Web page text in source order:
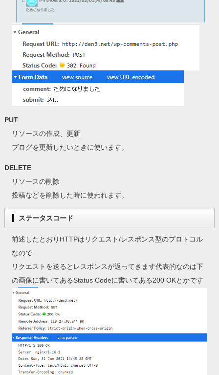
PUT
リソースの作成、更新
ブログを更新したいときに使います。
DELETE
リソースの削除
投稿などを削除した時に使われます。
ステータスコード
前述したとおりHTTPはリクエスト/レスポンス型のプロトコル
なので
リクエストを送るとレスポンスが返ってきます代表的なのは下
の画像に書いてあるStatus Codeに書いてある200 OKとかです